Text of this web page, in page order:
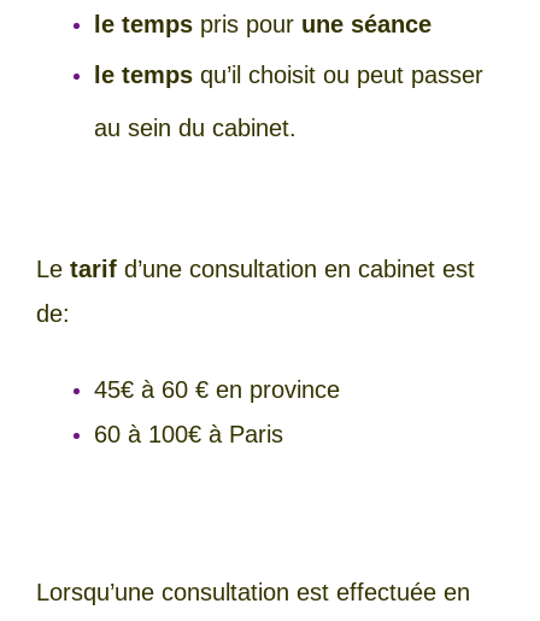
le temps pris pour une séance
le temps qu’il choisit ou peut passer
au sein du cabinet.
Le tarif d’une consultation en cabinet est
de:
45€ à 60 € en province
60 à 100€ à Paris
Lorsqu’une consultation est effectuée en